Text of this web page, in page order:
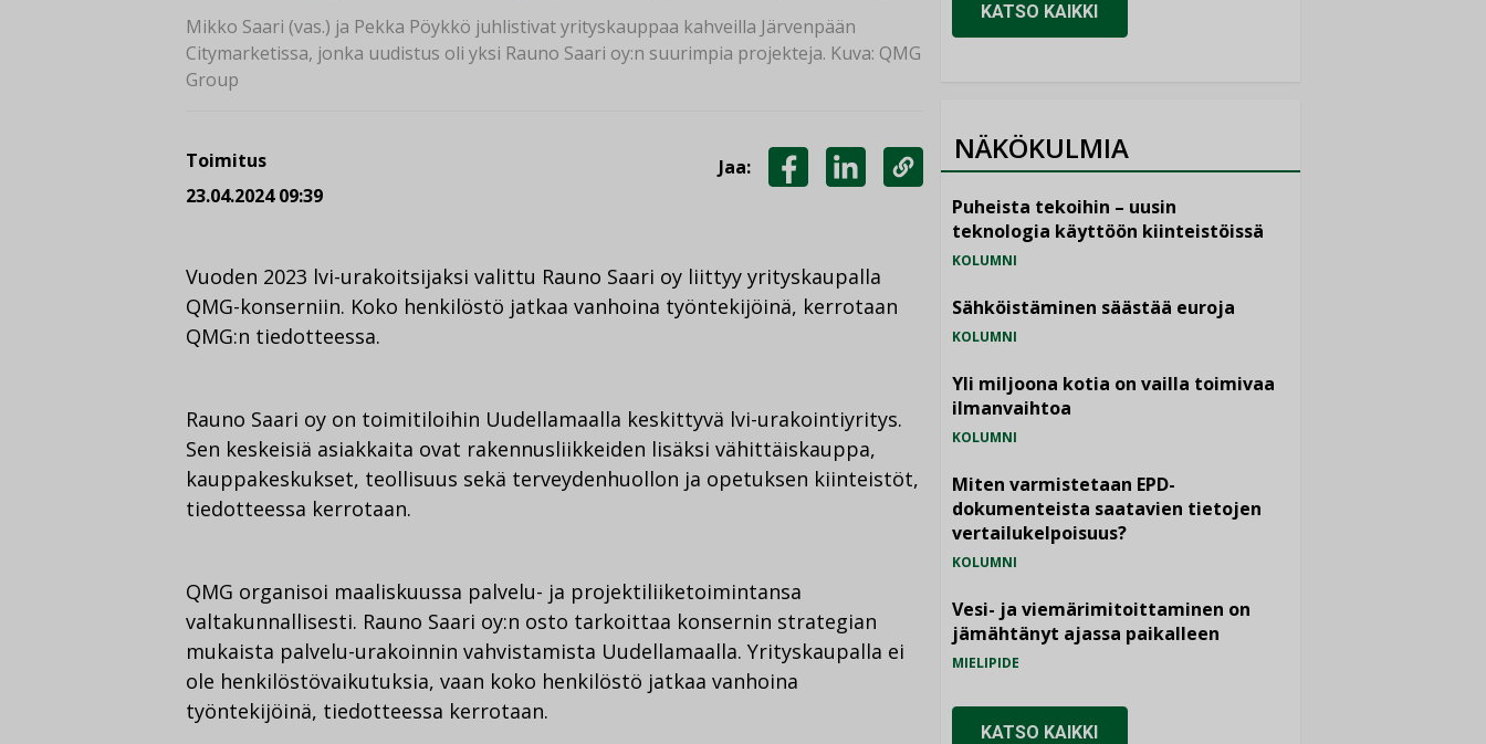
Mikko Saari (vas.) ja Pekka Pöykkö juhlistivat yrityskauppaa kahveilla Järvenpään
Citymarketissa, jonka uudistus oli yksi Rauno Saari oy:n suurimpia projekteja. Kuva: QMG
Group
Toimitus
23.04.2024 09:39
Jaa:
LINKEDINISSÄ
KOPIOI
LINKKI
Vuoden 2023 lvi-urakoitsijaksi valittu Rauno Saari oy liittyy yrityskaupalla
QMG-konserniin. Koko henkilöstö jatkaa vanhoina työntekijöinä, kerrotaan
QMG:n tiedotteessa.
Rauno Saari oy on toimitiloihin Uudellamaalla keskittyvä lvi-urakointiyritys.
Sen keskeisiä asiakkaita ovat rakennusliikkeiden lisäksi vähittäiskauppa,
kauppakeskukset, teollisuus sekä terveydenhuollon ja opetuksen kiinteistöt,
tiedotteessa kerrotaan.
QMG organisoi maaliskuussa palvelu- ja projektiliiketoimintansa
valtakunnallisesti. Rauno Saari oy:n osto tarkoittaa konsernin strategian
mukaista palvelu-urakoinnin vahvistamista Uudellamaalla. Yrityskaupalla ei
ole henkilöstövaikutuksia, vaan koko henkilöstö jatkaa vanhoina
työntekijöinä, tiedotteessa kerrotaan.
KATSO KAIKKI
NÄKÖKULMIA
Puheista tekoihin – uusin
teknologia käyttöön kiinteistöissä
KOLUMNI
Sähköistäminen säästää euroja
KOLUMNI
Yli miljoona kotia on vailla toimivaa
ilmanvaihtoa
KOLUMNI
Miten varmistetaan EPD-
dokumenteista saatavien tietojen
vertailukelpoisuus?
KOLUMNI
Vesi- ja viemärimitoittaminen on
jämähtänyt ajassa paikalleen
MIELIPIDE
KATSO KAIKKI